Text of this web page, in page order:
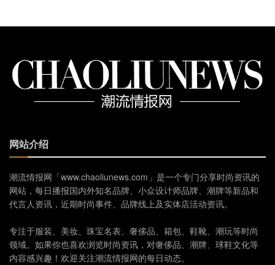
网站介绍
潮流情报网「www.chaoliunews.com」是一个专门分享时尚资讯的
网站，每日播报国内外知名品牌、小众设计师品牌、潮牌等新品和
代言人资讯，近期时尚事件、品牌线上及实体店活动资讯。
专注于服装、美妆、珠宝名表、奢侈品、箱包、鞋靴、潮玩等时尚
领域。如果你也喜欢浏览时尚资讯，对奢侈品、潮牌、球鞋文化等
内容感兴趣！欢迎关注潮流情报网的每日动态。